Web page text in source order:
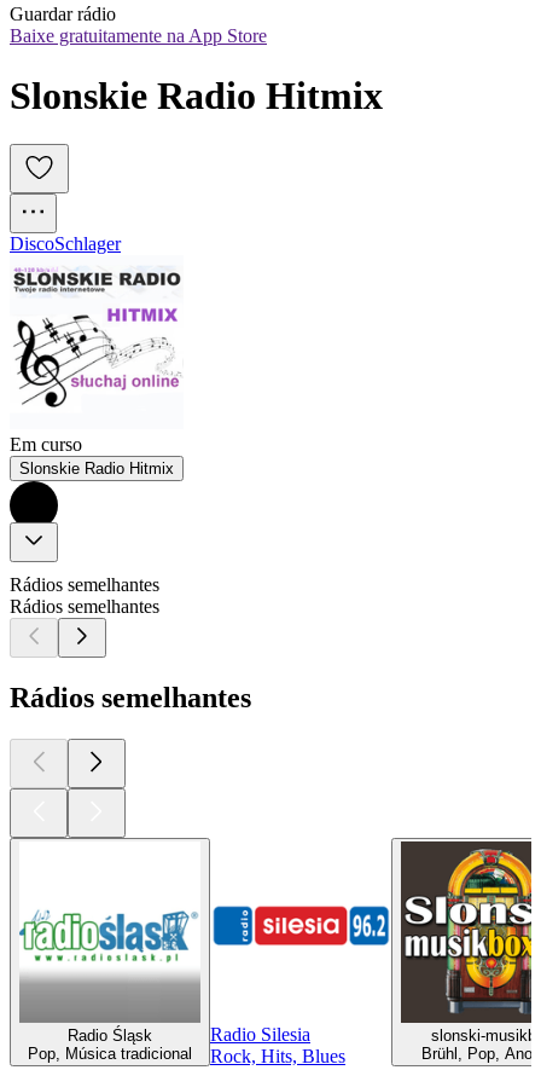
Guardar rádio
Baixe gratuitamente na App Store
Slonskie Radio Hitmix
DiscoSchlager
Em curso
Slonskie Radio Hitmix
Rádios semelhantes
Rádios semelhantes
Rádios semelhantes
Radio Śląsk
Pop, Música tradicional
Radio Silesia
Rock, Hits, Blues
slonski-
Brühl, Pop,